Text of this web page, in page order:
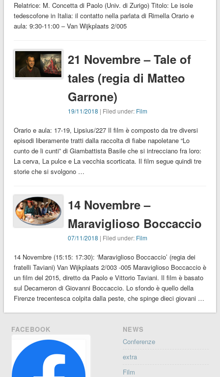
Relatrice: M. Concetta di Paolo (Univ. di Zurigo) Titolo: Le isole
tedescofone in Italia: il contatto nella parlata di Rimella Orario e
aula: 9:30-11:00 – Van Wijkplaats 2/005
21 Novembre – Tale of
tales (regia di Matteo
Garrone)
19/11/2018 | Filed under: Film
Orario e aula: 17-19, Lipsius/227 Il film è composto da tre diversi
episodi liberamente tratti dalla raccolta di fiabe napoletane “Lo
cunto de li cunti” di Giambattista Basile che si intrecciano fra loro:
La cerva, La pulce e La vecchia scorticata. Il film segue quindi tre
storie che si svolgono …
14 Novembre –
Maraviglioso Boccaccio
07/11/2018 | Filed under: Film
14 Novembre (15:15: 17:30): ‘Maraviglioso Boccaccio’ (regia dei
fratelli Taviani) Van Wijkplaats 2/003 -005 Maraviglioso Boccaccio è
un film del 2015, diretto da Paolo e Vittorio Taviani. Il film è basato
sul Decameron di Giovanni Boccaccio. Lo sfondo è quello della
Firenze trecentesca colpita dalla peste, che spinge dieci giovani …
FACEBOOK
NEWS
Conferenze
extra
Film